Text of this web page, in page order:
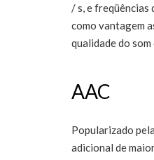
/ s, e freqüências
como vantagem
qualidade do
AAC
Popularizado
adicional de